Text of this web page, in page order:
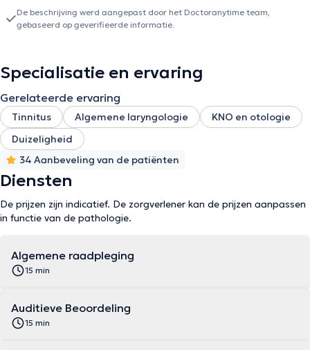
De beschrijving werd aangepast door het Doctoranytime team,
gebaseerd op geverifieerde informatie.
Specialisatie en ervaring
Gerelateerde ervaring
Tinnitus Algemene laryngologie
KNO en otologie
Duizeligheid
34 Aanbeveling van de patiënten
Diensten
De prijzen zijn indicatief. De zorgverlener kan de prijzen aanpassen
in functie van de pathologie.
Algemene raadpleging
15 min
Auditieve Beoordeling
15 min